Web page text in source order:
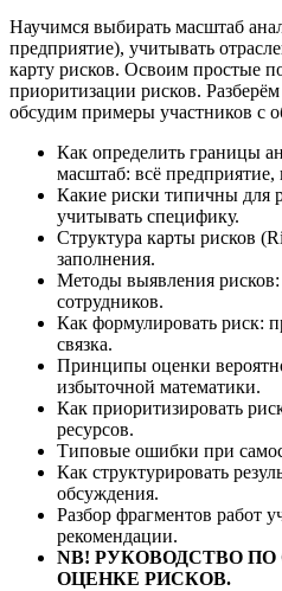
Научимся выбирать масштаб
предприятие), учитывать
карту рисков. Освоим простые
приоритизации рисков.
обсудим примеры участников с
Как определить границы
масштаб: всё предприятие,
Какие риски типичны для
учитывать специфику.
Структура карты рисков
заполнения.
Методы выявления
сотрудников.
Как формулировать риск:
связка.
Принципы оценки
избыточной математики.
Как приоритизировать
ресурсов.
Типовые ошибки при
Как структурировать
обсуждения.
Разбор фрагментов работ
рекомендации.
NB! РУКОВОДСТВО
ОЦЕНКЕ РИСКОВ.